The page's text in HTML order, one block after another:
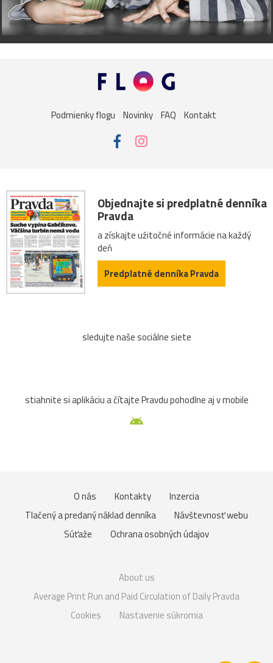
Podmienky flogu Novinky FAQ Kontakt
Objednajte si predplatné denníka
Pravda
a získajte užitočné informácie na každý
deň
Predplatné denníka Pravda
sledujte naše sociálne siete
stiahnite si aplikáciu a čítajte Pravdu pohodlne aj v mobile
O nás Kontakty
Inzercia
Tlačený a predaný náklad denníka
Návštevnosť webu
Súťaže
Ochrana osobných údajov
About us
Average Print Run and Paid Circulation of Daily Pravda
Cookies
Nastavenie súkromia